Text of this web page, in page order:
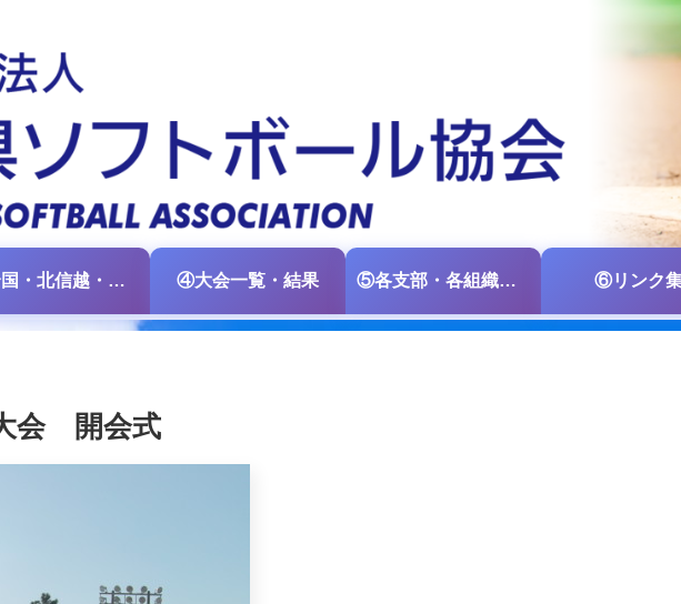
③全国・北信越・中日本大会情報 ④大会一覧・結果 ⑤各支部・各組織の掲示板 ⑥リンク
会 開会式